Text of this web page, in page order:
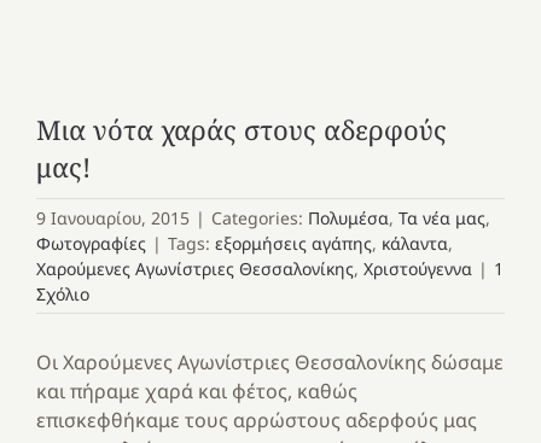
Μια νότα χαράς στους αδερφούς
μας!
9 Ιανουαρίου, 2015 | Categories: Πολυμέσα, Τα νέα μας,
Φωτογραφίες | Tags: εξορμήσεις αγάπης, κάλαντα,
Χαρούμενες Αγωνίστριες Θεσσαλονίκης, Χριστούγεννα | 1
Σχόλιο
Οι Xαρούμενες Aγωνίστριες Θεσσαλονίκης δώσαμε
και πήραμε χαρά και φέτος, καθώς
επισκεφθήκαμε τους αρρώστους αδερφούς μας